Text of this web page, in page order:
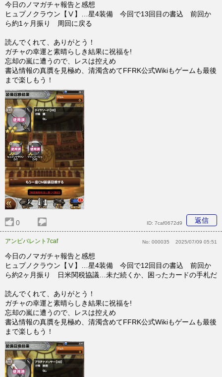
今日のノマガチャ報告と感想
ヒュプノクラウン【Ⅴ】…星4装備 今回で13回目の書込 前回か
ら約1ヶ月振り 周回に戻る
読んでくれて、ありがとう！
ガチャの幸運と素晴らしき結果に祝福を!
忘却の嵐に遭うので、レスは控えめ
書込情報の真贋を見極め、清濁含めてFFRK公式Wikiもゲームも最後
まで楽しもう！
0 返信
ID: 7caf0672d9
アンビバレント7caf No: 000035 2025/07/09 05:51
今日のノマガチャ報告と感想
ヒュプノクラウン【Ⅴ】…星4装備 今回で12回目の書込 前回か
ら約2ヶ月振り 日米関税協議…未だ続くか、困ったカードの手札だ
読んでくれて、ありがとう！
ガチャの幸運と素晴らしき結果に祝福を!
忘却の嵐に遭うので、レスは控えめ
書込情報の真贋を見極め、清濁含めてFFRK公式Wikiもゲームも最後
まで楽しもう！